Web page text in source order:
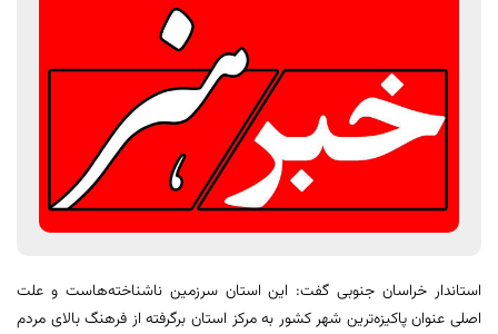
استاندار خراسان جنوبی گفت: این استان سرزمین ناشناخته‌هاست و علت
اصلی عنوان پاکیزه‌ترین شهر کشور به مرکز استان برگرفته از فرهنگ بالای مردم